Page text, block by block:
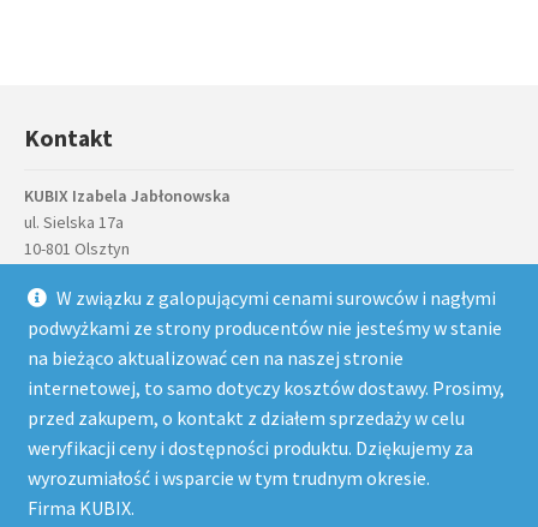
W związku z galopującymi cenami surowców i nagłymi
podwyżkami ze strony producentów nie jesteśmy w stanie
na bieżąco aktualizować cen na naszej stronie
internetowej, to samo dotyczy kosztów dostawy. Prosimy,
przed zakupem, o kontakt z działem sprzedaży w celu
weryfikacji ceny i dostępności produktu. Dziękujemy za
wyrozumiałość i wsparcie w tym trudnym okresie.
Firma KUBIX.
Kontakt
KUBIX Izabela Jabłonowska
ul. Sielska 17a
10-801 Olsztyn
telefon: 884 884 757, 89 527 81 43
email: sklep@kubix.pl
Menu
Powrót do góry
Moje konto
Nasze konta bankowe